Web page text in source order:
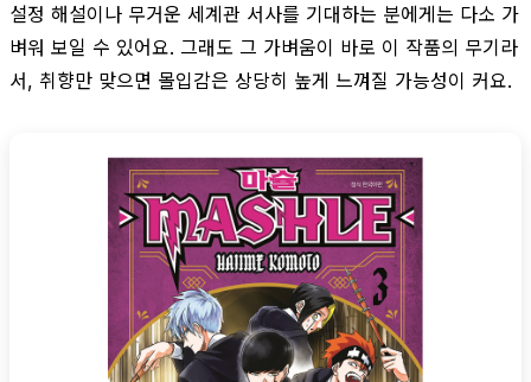
설정 해설이나 무거운 세계관 서사를 기대하는 분에게는 다소 가
벼워 보일 수 있어요. 그래도 그 가벼움이 바로 이 작품의 무기라
서, 취향만 맞으면 몰입감은 상당히 높게 느껴질 가능성이 커요.